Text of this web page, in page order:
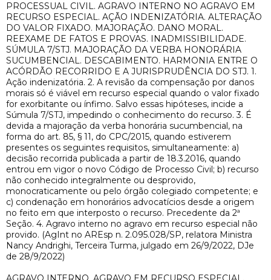
PROCESSUAL CIVIL. AGRAVO INTERNO NO AGRAVO EM
RECURSO ESPECIAL. AÇÃO INDENIZATÓRIA. ALTERAÇÃO
DO VALOR FIXADO. MAJORAÇÃO. DANO MORAL.
REEXAME DE FATOS E PROVAS. INADMISSIBILIDADE.
SÚMULA 7/STJ. MAJORAÇÃO DA VERBA HONORÁRIA
SUCUMBENCIAL. DESCABIMENTO. HARMONIA ENTRE O
ACÓRDÃO RECORRIDO E A JURISPRUDÊNCIA DO STJ. 1.
Ação indenizatória. 2. A revisão da compensação por danos
morais só é viável em recurso especial quando o valor fixado
for exorbitante ou ínfimo. Salvo essas hipóteses, incide a
Súmula 7/STJ, impedindo o conhecimento do recurso. 3. É
devida a majoração da verba honorária sucumbencial, na
forma do art. 85, § 11, do CPC/2015, quando estiverem
presentes os seguintes requisitos, simultaneamente: a)
decisão recorrida publicada a partir de 18.3.2016, quando
entrou em vigor o novo Código de Processo Civil; b) recurso
não conhecido integralmente ou desprovido,
monocraticamente ou pelo órgão colegiado competente; e
c) condenação em honorários advocatícios desde a origem
no feito em que interposto o recurso. Precedente da 2ª
Seção. 4. Agravo interno no agravo em recurso especial não
provido. (AgInt no AREsp n. 2.095.028/SP, relatora Ministra
Nancy Andrighi, Terceira Turma, julgado em 26/9/2022, DJe
de 28/9/2022)